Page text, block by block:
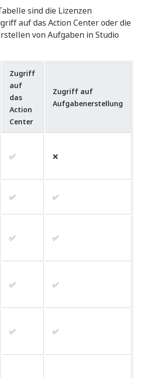
sind die Lizenzen
auf das Action Center oder die
von Aufgaben in Studio
Zugriff
auf
das
Action
Center
Zugriff auf
Aufgabenerstellung
✅ ❌
✅ ✅
✅ ✅
✅ ✅
✅ ✅